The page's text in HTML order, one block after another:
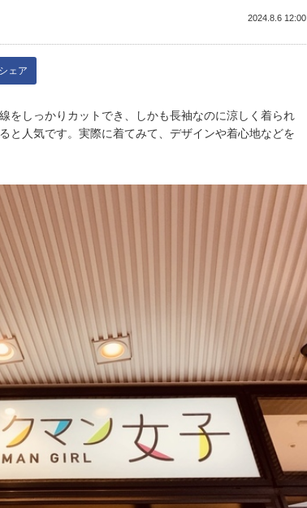
2024.8.6 12:00
ェア
をしっかりカットでき、しかも長袖なのに涼しく着られ
と人気です。実際に着てみて、デザインや着心地などを